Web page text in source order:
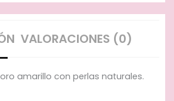
desmontables.
cantidad
VALORACIONES (0)
amarillo con perlas naturales.